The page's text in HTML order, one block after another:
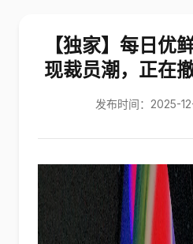
【独家】每日优
现裁员潮，正在
发布时间：2025-